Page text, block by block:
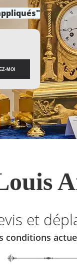
et
conditions